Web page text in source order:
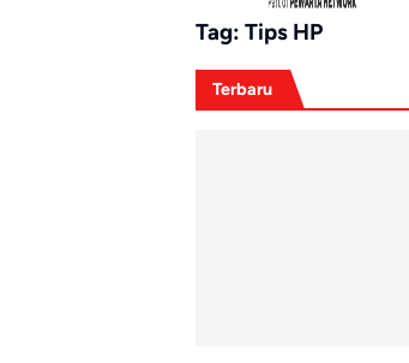
Tag: Tips HP
Terbaru